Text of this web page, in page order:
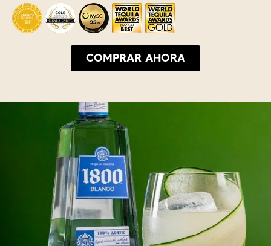
COMPRAR AHORA